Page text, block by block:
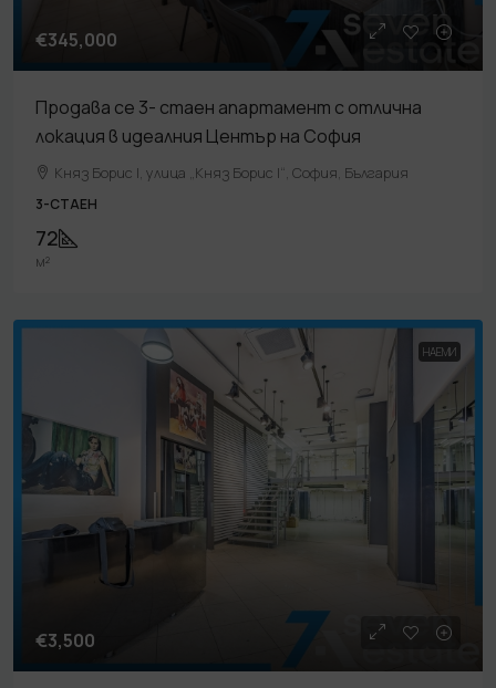
€345,000
Продава се 3- стаен апартамент с отлична
локация в идеалния Център на София
Княз Борис I, улица „Княз Борис I“, София, България
3-СТАЕН
72
м²
НАЕМИ
€3,500